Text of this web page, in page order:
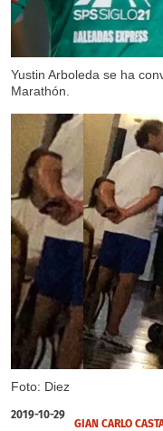
Yustin Arboleda se ha
Marathón.
Foto: Diez
2019-10-29
GIAN CARLO